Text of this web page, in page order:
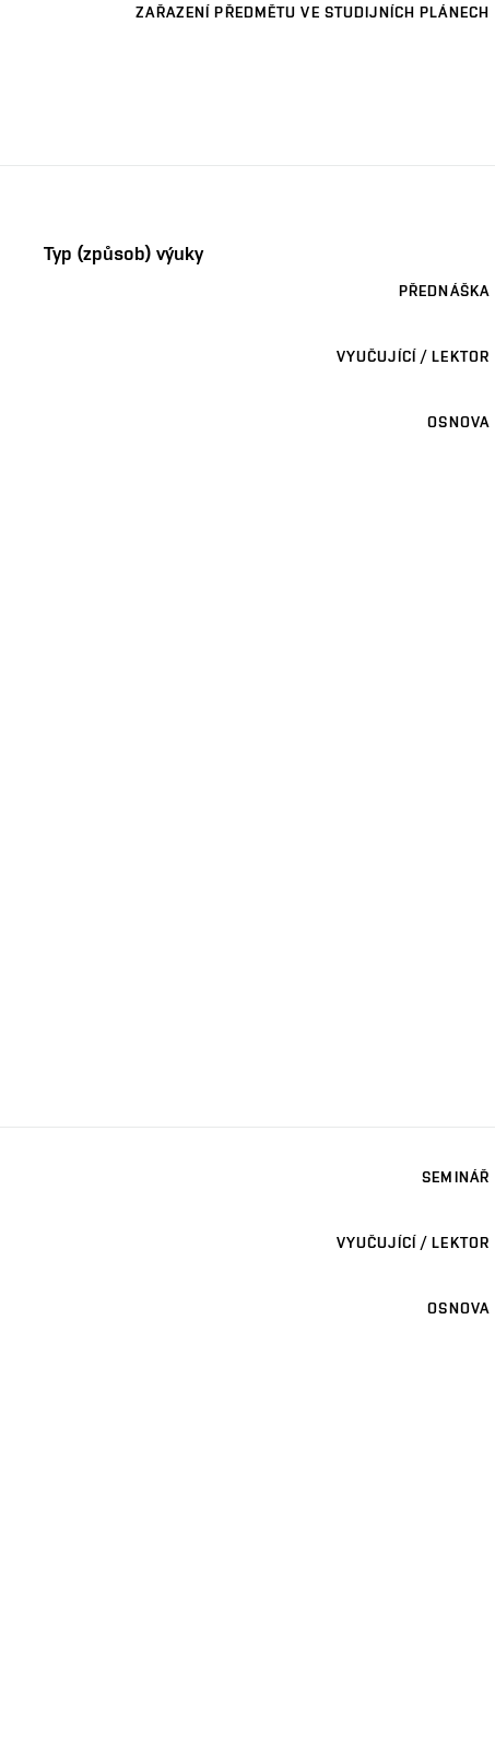
ZAŘAZENÍ PŘEDMĚTU VE STUDIJNÍCH PLÁNECH
Typ (způsob) výuky
PŘEDNÁŠKA
VYUČUJÍCÍ / LEKTOR
OSNOVA
SEMINÁŘ
VYUČUJÍCÍ / LEKTOR
OSNOVA